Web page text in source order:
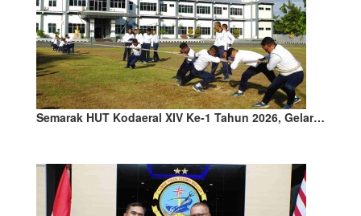
Semarak HUT Kodaeral XIV Ke-1 Tahun 2026, Gelar…